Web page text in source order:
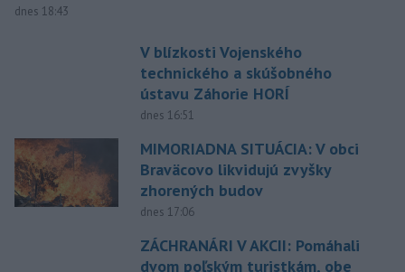
dnes 18:43
V blízkosti Vojenského
technického a skúšobného
ústavu Záhorie HORÍ
dnes 16:51
MIMORIADNA SITUÁCIA: V obci
Braväcovo likvidujú zvyšky
zhorených budov
dnes 17:06
ZÁCHRANÁRI V AKCII: Pomáhali
dvom poľským turistkám, obe